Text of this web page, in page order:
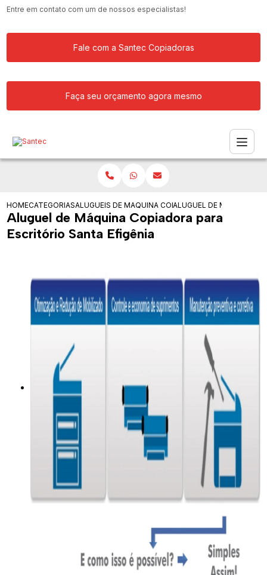
Entre em contato com um de nossos especialistas!
Fale com a Santec Copiadoras
Faça seu orçamento agora mesmo
HOMECATEGORIASALUGUEIS DE COPIADORASMAQUINA COPIADORA KYOCERA PARA
ALUGUEL DE MAQUINA
Aluguel de Máquina Copiadora para
Escritório Santa Efigênia